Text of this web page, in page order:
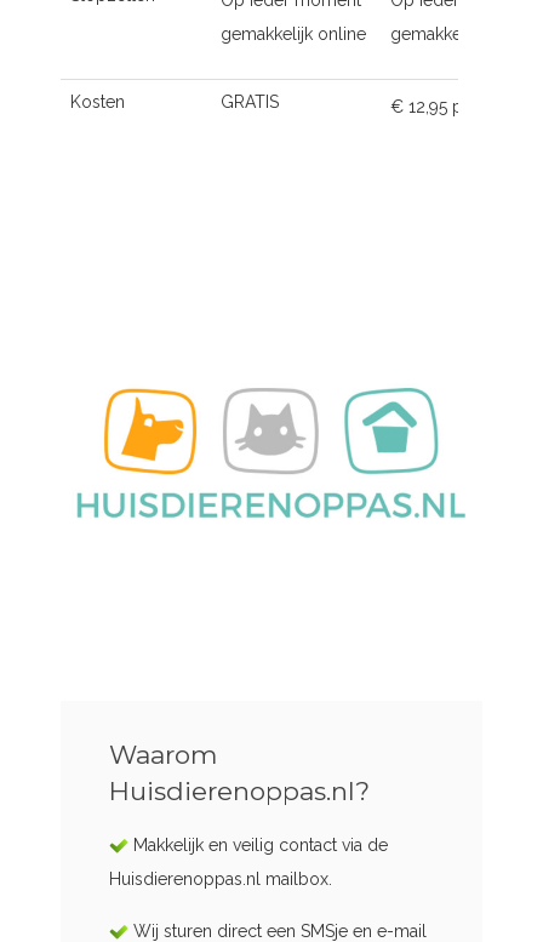
gemakkelijk online
gemakkelijk online
Kosten GRATIS € 12,95 p.m.
Waarom
Huisdierenoppas.nl?
Makkelijk en veilig contact via de
Huisdierenoppas.nl mailbox.
Wij sturen direct een SMSje en e-mail